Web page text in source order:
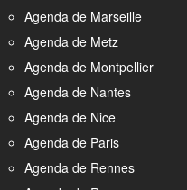
Agenda de Marseille
Agenda de Metz
Agenda de Montpellier
Agenda de Nantes
Agenda de Nice
Agenda de Paris
Agenda de Rennes